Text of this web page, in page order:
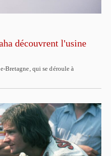
découvrent l'usine
Bretagne, qui se déroule à